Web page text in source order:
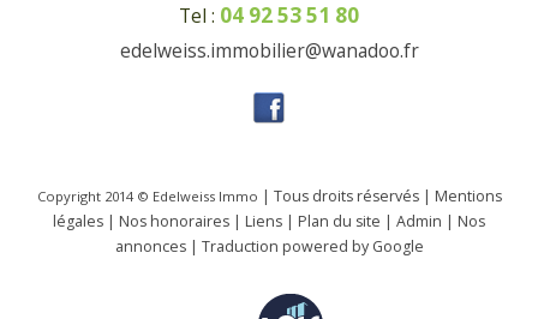
Tel : 04 92 53 51 80
edelweiss.immobilier@wanadoo.fr
Copyright 2014 © Edelweiss Immo | Tous droits réservés | Mentions
légales | Nos honoraires | Liens | Plan du site | Admin | Nos
annonces| Traduction powered by Google